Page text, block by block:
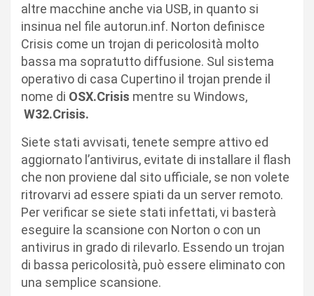
altre macchine anche via USB, in quanto si
insinua nel file autorun.inf. Norton definisce
Crisis come un trojan di pericolosità molto
bassa ma sopratutto diffusione. Sul sistema
operativo di casa Cupertino il trojan prende il
nome di OSX.Crisis mentre su Windows,
W32.Crisis.
Siete stati avvisati, tenete sempre attivo ed
aggiornato l’antivirus, evitate di installare il flash
che non proviene dal sito ufficiale, se non volete
ritrovarvi ad essere spiati da un server remoto.
Per verificar se siete stati infettati, vi basterà
eseguire la scansione con Norton o con un
antivirus in grado di rilevarlo. Essendo un trojan
di bassa pericolosità, può essere eliminato con
una semplice scansione.